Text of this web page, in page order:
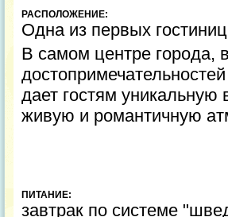
РАСПОЛОЖЕНИЕ:
Одна из первых
В самом центре города,
дает гостям уникальную
живую и романтичную
ПИТАНИЕ:
завтрак по системе